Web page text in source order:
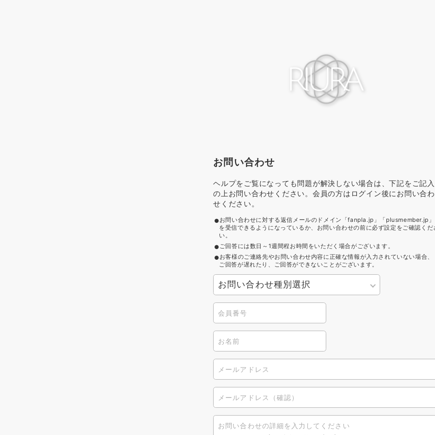
お問い合わせ
ヘルプをご覧になっても問題が解決しない場合は、下記をご記入
の上お問い合わせください。会員の方はログイン後にお問い合わ
せください。
お問い合わせに対する返信メールのドメイン「fanpla.jp」「plusmember.jp」
を受信できるようになっているか、お問い合わせの前に必ず設定をご確認くだ
い。
ご回答には数日～1週間程お時間をいただく場合がございます。
お客様のご連絡先やお問い合わせ内容に正確な情報が入力されていない場合、
ご回答が遅れたり、ご回答ができないことがございます。